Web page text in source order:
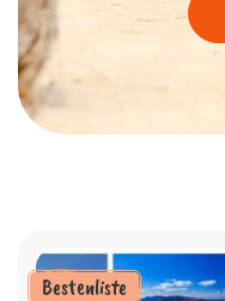
Bestenliste